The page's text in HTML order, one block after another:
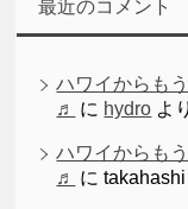
最近のコメント
ハワイからも
♬
に hydro より
ハワイからも
♬
にtakahashi